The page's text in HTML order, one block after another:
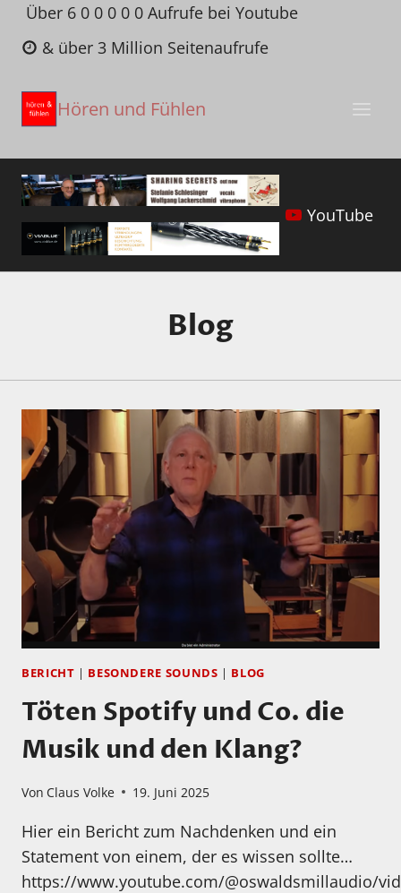
Zum
Inhalt
springen
Über 6 0 0 0 0 0 Aufrufe bei Youtube
& über 3 Million Seitenaufrufe
Hören und Fühlen
YouTube
Blog
BERICHT | BESONDERE SOUNDS | BLOG
Töten Spotify und Co. die
Musik und den Klang?
Von Claus Volke 19. Juni 2025
Hier ein Bericht zum Nachdenken und ein
Statement von einem, der es wissen sollte…
https://www.youtube.com/@oswaldsmillaudio/